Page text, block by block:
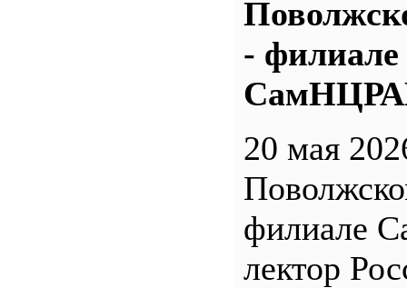
- филиале
20 мая
филиале
лектор